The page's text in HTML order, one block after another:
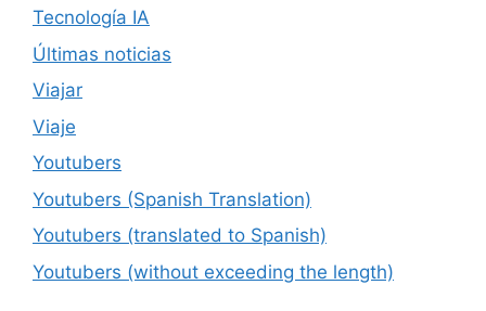
Tecnología IA
Últimas noticias
Viajar
Viaje
Youtubers
Youtubers (Spanish Translation)
Youtubers (translated to Spanish)
Youtubers (without exceeding the length)